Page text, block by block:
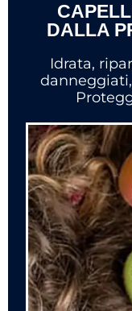
DALLA
Idrata,